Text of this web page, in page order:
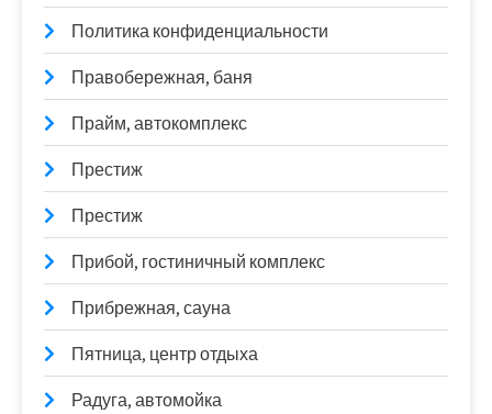
Политика конфиденциальности
Правобережная, баня
Прайм, автокомплекс
Престиж
Престиж
Прибой, гостиничный комплекс
Прибрежная, сауна
Пятница, центр отдыха
Радуга, автомойка